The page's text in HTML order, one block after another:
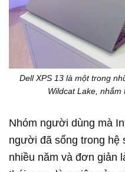
Dell XPS 13 là một trong
Wildcat Lake,
Nhóm người dùng mà
người đã sống trong hệ
nhiều năm và đơn giản